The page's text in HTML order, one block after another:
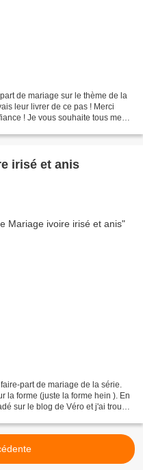
de mariage sur le thème de la
leur livrer de ce pas ! Merci
! Je vous souhaite tous mes
irisé et anis
part de mariage de la série.
la forme (juste la forme hein ). En
sur le blog de Véro et j'ai trouvé